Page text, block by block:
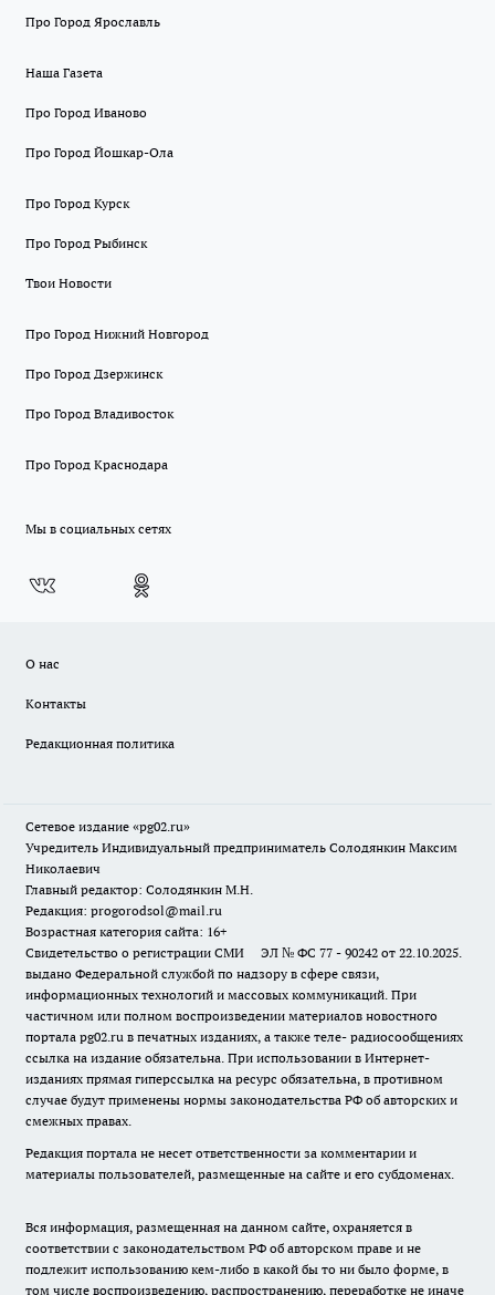
Про Город Ярославль
Наша Газета
Про Город Иваново
Про Город Йошкар-Ола
Про Город Курск
Про Город Рыбинск
Твои Новости
Про Город Нижний Новгород
Про Город Дзержинск
Про Город Владивосток
Про Город Краснодара
Мы в социальных сетях
О нас
Контакты
Редакционная политика
Сетевое издание «pg02.ru»
Учредитель Индивидуальный предприниматель Солодянкин Максим
Николаевич
Главный редактор: Солодянкин М.Н.
Редакция: progorodsol@mail.ru
Возрастная категория сайта: 16+
Свидетельство о регистрации СМИ ЭЛ № ФС 77 - 90242 от 22.10.2025.
выдано Федеральной службой по надзору в сфере связи,
информационных технологий и массовых коммуникаций. При
частичном или полном воспроизведении материалов новостного
портала pg02.ru в печатных изданиях, а также теле- радиосообщениях
ссылка на издание обязательна. При использовании в Интернет-
изданиях прямая гиперссылка на ресурс обязательна, в противном
случае будут применены нормы законодательства РФ об авторских и
смежных правах.
Редакция портала не несет ответственности за комментарии и
материалы пользователей, размещенные на сайте и его субдоменах.
Вся информация, размещенная на данном сайте, охраняется в
соответствии с законодательством РФ об авторском праве и не
подлежит использованию кем-либо в какой бы то ни было форме, в
том числе воспроизведению, распространению, переработке не иначе